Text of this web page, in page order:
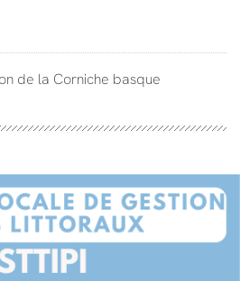
de la Corniche basque